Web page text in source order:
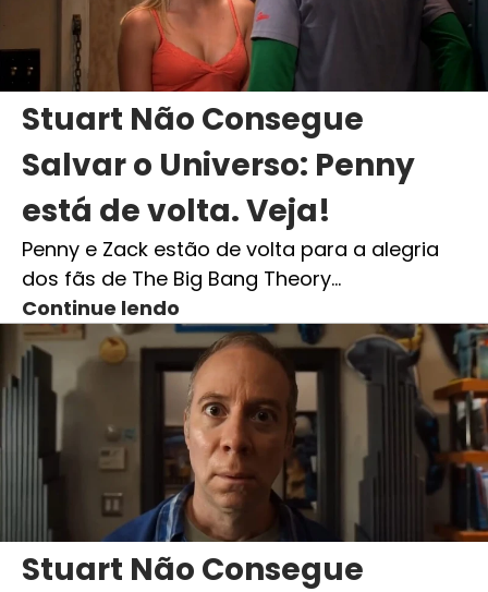
Stuart Não Consegue
Salvar o Universo: Penny
está de volta. Veja!
Penny e Zack estão de volta para a alegria
dos fãs de The Big Bang Theory…
Continue lendo
Stuart Não Consegue